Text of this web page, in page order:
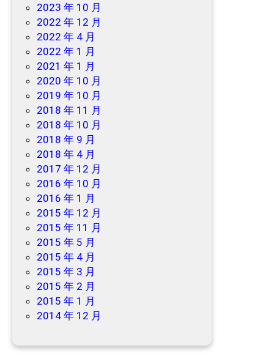
2023 年 10 月
2022 年 12 月
2022 年 4 月
2022 年 1 月
2021 年 1 月
2020 年 10 月
2019 年 10 月
2018 年 11 月
2018 年 10 月
2018 年 9 月
2018 年 4 月
2017 年 12 月
2016 年 10 月
2016 年 1 月
2015 年 12 月
2015 年 11 月
2015 年 5 月
2015 年 4 月
2015 年 3 月
2015 年 2 月
2015 年 1 月
2014 年 12 月